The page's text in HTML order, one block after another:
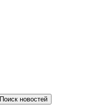
Поиск новостей